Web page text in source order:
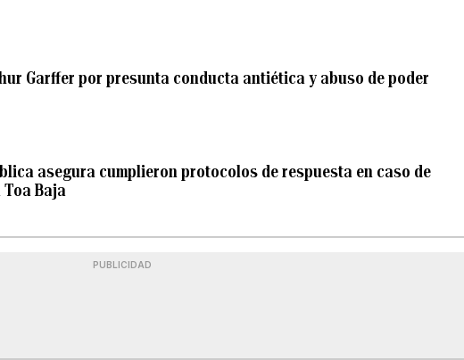
Garffer por presunta conducta antiética y abuso de poder
asegura cumplieron protocolos de respuesta en caso de
Baja
PUBLICIDAD